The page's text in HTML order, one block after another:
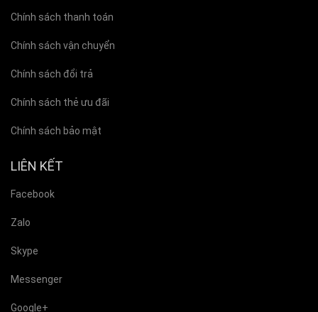
Chính sách thanh toán
Chính sách vận chuyển
Chính sách đổi trả
Chính sách thẻ ưu đãi
Chính sách bảo mật
LIÊN KẾT
Facebook
Zalo
Skype
Messenger
Google+